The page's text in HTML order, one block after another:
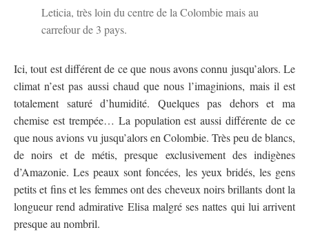
Leticia, très loin du centre de la Colombie mais au
carrefour de 3 pays.
Ici, tout est différent de ce que nous avons connu jusqu’alors. Le
climat n’est pas aussi chaud que nous l’imaginions, mais il est
totalement saturé d’humidité. Quelques pas dehors et ma
chemise est trempée… La population est aussi différente de ce
que nous avions vu jusqu’alors en Colombie. Très peu de blancs,
de noirs et de métis, presque exclusivement des indigènes
d’Amazonie. Les peaux sont foncées, les yeux bridés, les gens
petits et fins et les femmes ont des cheveux noirs brillants dont la
longueur rend admirative Elisa malgré ses nattes qui lui arrivent
presque au nombril.